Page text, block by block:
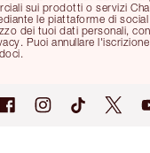
sui prodotti o servizi
le piattaforme di
dei tuoi dati personali,
Puoi annullare